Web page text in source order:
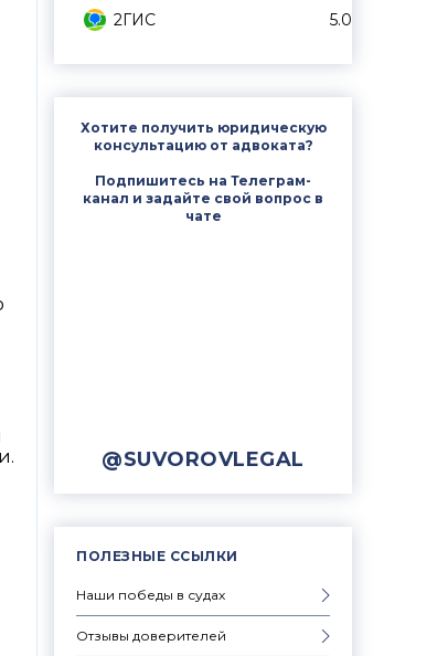
2ГИС 5.0
Хотите получить юридическую
консультацию от адвоката?
Подпишитесь на Телеграм-
канал и задайте свой вопрос в
чате
@SUVOROVLEGAL
ПОЛЕЗНЫЕ ССЫЛКИ
Наши победы в судах
Отзывы доверителей